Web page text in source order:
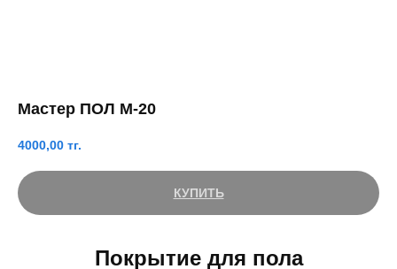
Мастер ПОЛ М-20
4000,00 тг.
КУПИТЬ
Покрытие для пола